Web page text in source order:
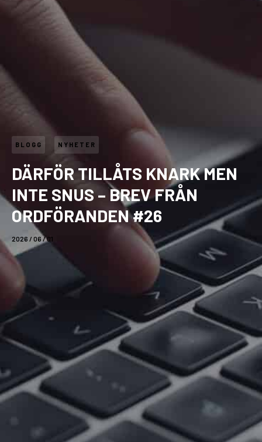
BLOGG NYHETER
DÄRFÖR TILLÅTS KNARK MEN
INTE SNUS – BREV FRÅN
ORDFÖRANDEN #26
2026 / 06 / 01